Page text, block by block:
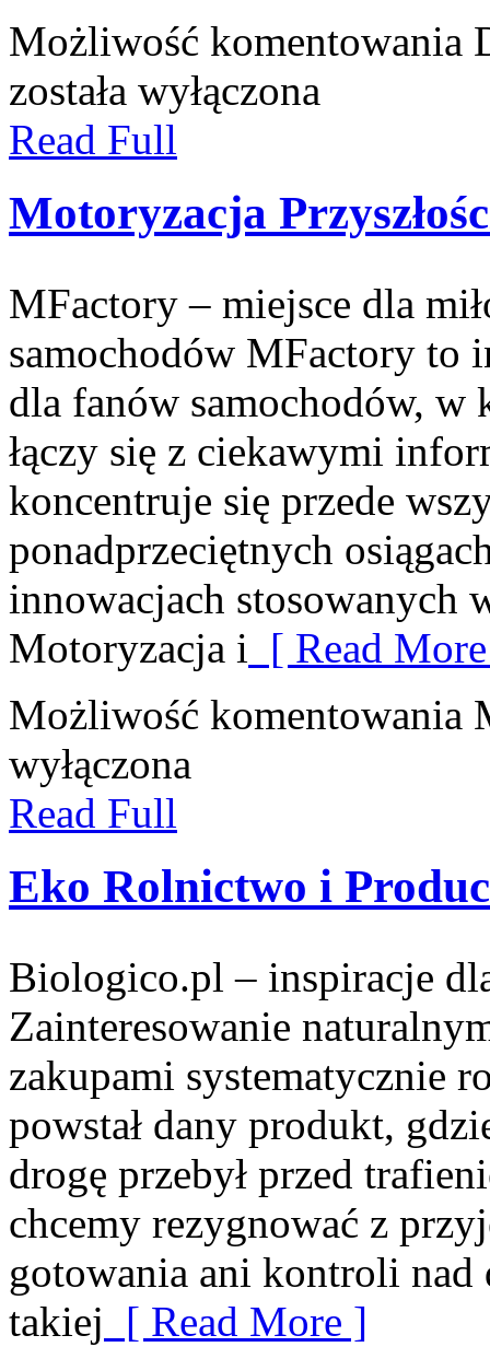
Możliwość komentowania
została wyłączona
Read Full
Motoryzacja
MFactory – miejsce dla
samochodów MFactory to
dla fanów samochodów, w
łączy się z ciekawymi
koncentruje się przede
ponadprzeciętnych
innowacjach stosowanych
Motoryzacja i [ Read
Możliwość komentowania
wyłączona
Read Full
Eko Rolnictwo i
Biologico.pl – inspiracje
Zainteresowanie
zakupami systematycznie
powstał dany produkt,
drogę przebył przed
chcemy rezygnować z
gotowania ani kontroli nad
takiej [ Read More ]